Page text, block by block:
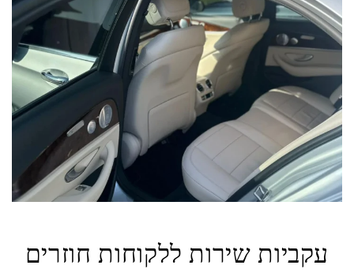
עקביות שירות ללקוחות חוזרים